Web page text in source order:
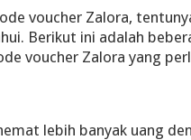
voucher Zalora,
Berikut ini adalah
voucher Zalora yang
lebih banyak uang